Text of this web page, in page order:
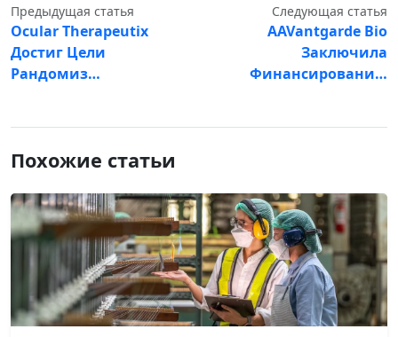
Предыдущая статья
Ocular Therapeutix
Достиг Цели
Рандомиз…
Следующая статья
AAVantgarde Bio
Заключила
Финансировани…
Похожие статьи